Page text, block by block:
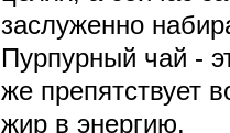
заслуженно
Пурпурный чай -
же препятствует
жир в энергию.